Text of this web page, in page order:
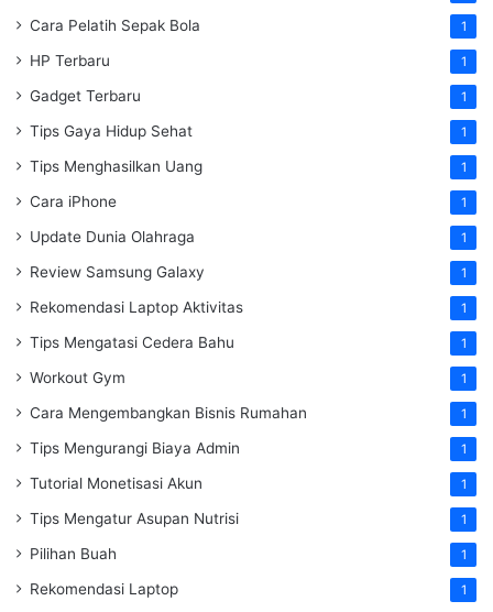
Cara Pelatih Sepak Bola 1
HP Terbaru 1
Gadget Terbaru 1
Tips Gaya Hidup Sehat 1
Tips Menghasilkan Uang 1
Cara iPhone 1
Update Dunia Olahraga 1
Review Samsung Galaxy 1
Rekomendasi Laptop Aktivitas 1
Tips Mengatasi Cedera Bahu 1
Workout Gym 1
Cara Mengembangkan Bisnis Rumahan 1
Tips Mengurangi Biaya Admin 1
Tutorial Monetisasi Akun 1
Tips Mengatur Asupan Nutrisi 1
Pilihan Buah 1
Rekomendasi Laptop 1